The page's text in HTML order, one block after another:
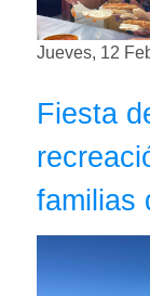
Jueves, 12
Fiesta
familias